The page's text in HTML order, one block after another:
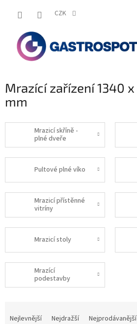
CZK
Mrazící zařízení 1340
mm
Mrazicí skříně -
plné dveře
Pultové plné víko
Mrazicí přístěnné
vitríny
Mrazicí stoly
Mrazící
podestavby
Nejlevnější Nejdražší Nejprodávanější